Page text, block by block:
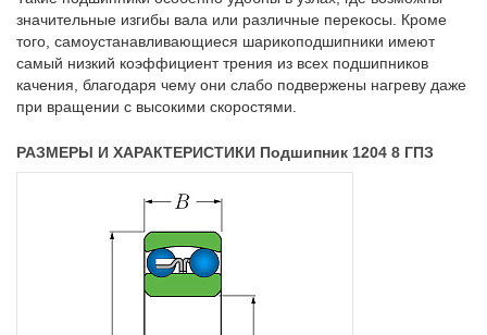
значительные изгибы вала или различные перекосы. Кроме
того, самоустанавливающиеся шарикоподшипники имеют
самый низкий коэффициент трения из всех подшипников
качения, благодаря чему они слабо подвержены нагреву даже
при вращении с высокими скоростями.
РАЗМЕРЫ И ХАРАКТЕРИСТИКИ Подшипник 1204 8 ГПЗ